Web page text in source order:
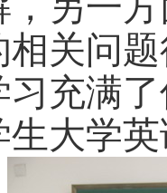
关问
习充满
大学